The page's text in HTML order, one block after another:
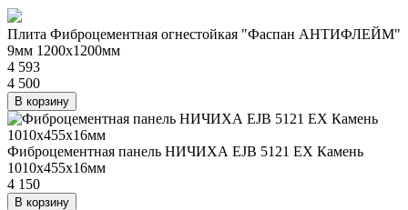
Плита Фиброцементная огнестойкая "Фаспан АНТИФЛЕЙМ"
9мм 1200х1200мм
4 593
4 500
В корзину
Фиброцементная панель НИЧИХА EJB 5121 EX Камень
1010х455х16мм
4 150
В корзину